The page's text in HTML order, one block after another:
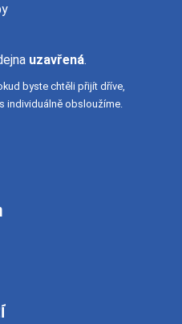
uzavřená.
byste chtěli přijít dříve,
individuálně obsloužíme.